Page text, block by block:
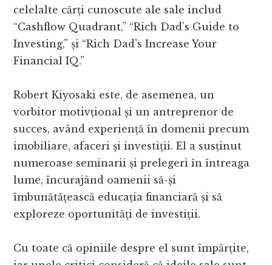
celelalte cărți cunoscute ale sale includ
“Cashflow Quadrant,” “Rich Dad’s Guide to
Investing,” și “Rich Dad’s Increase Your
Financial IQ.”
Robert Kiyosaki este, de asemenea, un
vorbitor motivțional și un antreprenor de
succes, având experiență în domenii precum
imobiliare, afaceri și investiții. El a susținut
numeroase seminarii și prelegeri în întreaga
lume, încurajând oamenii să-și
îmbunătățească educația financiară și să
exploreze oportunități de investiții.
Cu toate că opiniile despre el sunt împărțite,